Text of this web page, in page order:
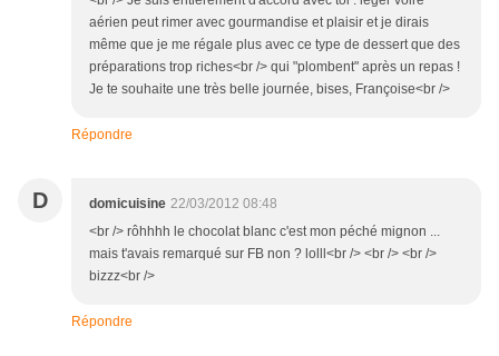
aérien peut rimer avec gourmandise et plaisir et je dirais
même que je me régale plus avec ce type de dessert que des
préparations trop riches<br /> qui "plombent" après un repas !
Je te souhaite une très belle journée, bises, Françoise<br />
Répondre
D domicuisine 22/03/2012 08:48
<br /> rôhhhh le chocolat blanc c'est mon péché mignon ...
mais t'avais remarqué sur FB non ? lolll<br /> <br /> <br />
bizzz<br />
Répondre